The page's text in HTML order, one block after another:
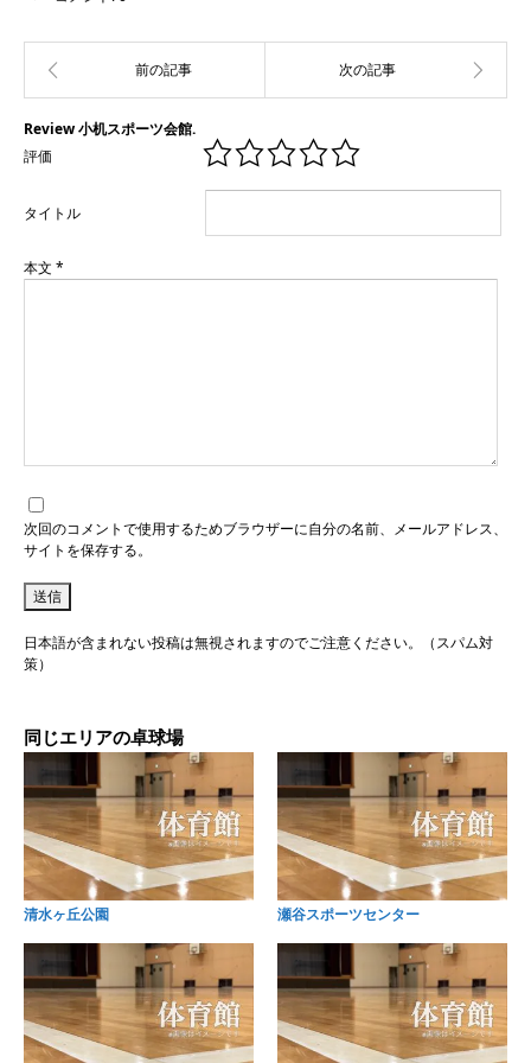
Review 小机スポーツ会館.
評価
タイトル
本文 *
次回のコメントで使用するためブラウザーに自分の名前、メールアドレス、
サイトを保存する。
日本語が含まれない投稿は無視されますのでご注意ください。（スパム対
策）
同じエリアの卓球場
清水ヶ丘公園 瀬谷スポーツセンター